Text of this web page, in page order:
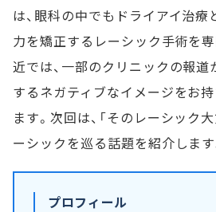
は、眼科の中でもドライアイ治療
力を矯正するレーシック手術を
近では、一部のクリニックの報
するネガティブなイメージをお
ます。次回は、「そのレーシック
ーシックを巡る話題を紹介します
プロフィール